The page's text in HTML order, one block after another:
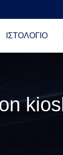
ΙΣΤΟΛΌΓΙΟ